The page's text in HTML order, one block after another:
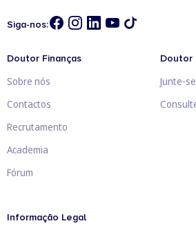
Siga-nos:
Doutor Finanças
Sobre nós
Contactos
Recrutamento
Academia
Fórum
Doutor
Junte-
Informação Legal